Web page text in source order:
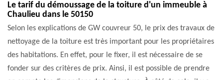
Le tarif du démoussage de la toiture d'un immeuble à
Chaulieu dans le 50150
Selon les explications de GW couvreur 50, le prix des travaux de
nettoyage de la toiture est très important pour les propriétaires
des habitations. En effet, pour le fixer, il est nécessaire de se
fonder sur des critères de prix. Ainsi, il est possible de prendre